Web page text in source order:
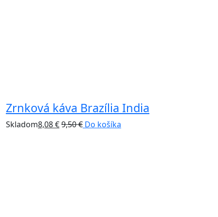
Zrnková káva Brazília India
Skladom8,08€9,50€ Do košíka